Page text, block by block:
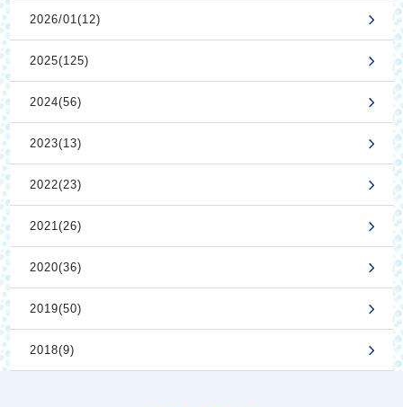
2026/01(12)
2025(125)
2024(56)
2023(13)
2022(23)
2021(26)
2020(36)
2019(50)
2018(9)